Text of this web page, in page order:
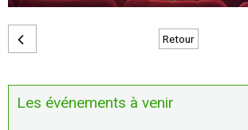
Retour
Les événements à venir